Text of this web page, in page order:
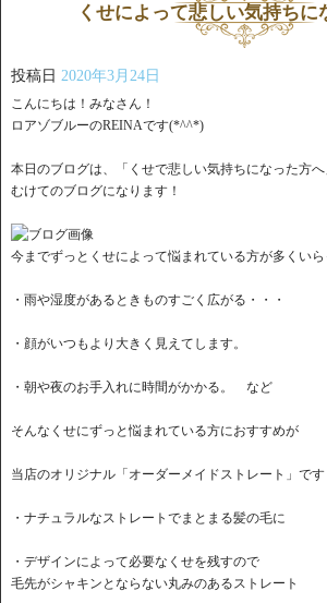
くせによって悲しい気持ちに
投稿日 2020年3月24日
こんにちは！みなさん！
ロアゾブルーのREINAです(*^^*)
本日のブログは、「くせで悲しい気持ちになった方へ
むけてのブログになります！
今までずっとくせによって悩まれている方が多くいら
・雨や湿度があるときものすごく広がる・・・
・顔がいつもより大きく見えてします。
・朝や夜のお手入れに時間がかかる。 など
そんなくせにずっと悩まれている方におすすめが
当店のオリジナル「オーダーメイドストレート」です
・ナチュラルなストレートでまとまる髪の毛に
・デザインによって必要なくせを残すので
毛先がシャキンとならない丸みのあるストレート